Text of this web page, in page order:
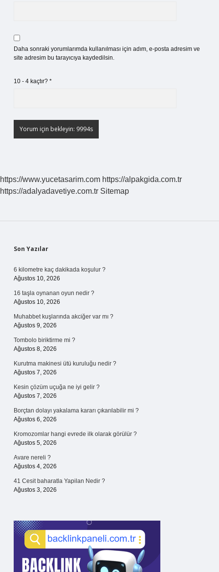
Daha sonraki yorumlarımda kullanılması için adım, e-posta adresim ve
site adresim bu tarayıcıya kaydedilsin.
10 - 4 kaçtır? *
https://www.yucetasarim.com https://alpakgida.com.tr
https://adalyadavetiye.com.tr Sitemap
Sidebar
Son Yazılar
6 kilometre kaç dakikada koşulur ?
Ağustos 10, 2026
16 taşla oynanan oyun nedir ?
Ağustos 10, 2026
Muhabbet kuşlarında akciğer var mı ?
Ağustos 9, 2026
Tombolo biriktirme mi ?
Ağustos 8, 2026
Kurutma makinesi ütü kuruluğu nedir ?
Ağustos 7, 2026
Kesin çözüm uçuğa ne iyi gelir ?
Ağustos 7, 2026
Borçtan dolayı yakalama kararı çıkarılabilir mi ?
Ağustos 6, 2026
Kromozomlar hangi evrede ilk olarak görülür ?
Ağustos 5, 2026
Avare nereli ?
Ağustos 4, 2026
41 Cesit baharatla Yapilan Nedir ?
Ağustos 3, 2026